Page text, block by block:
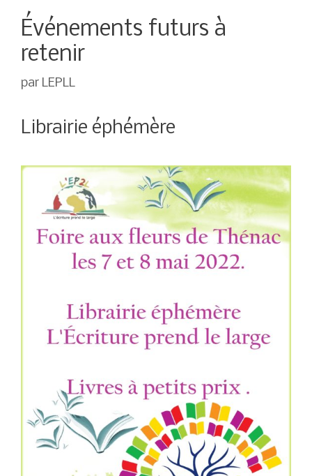
Événements futurs à
retenir
par LEPLL
Librairie éphémère